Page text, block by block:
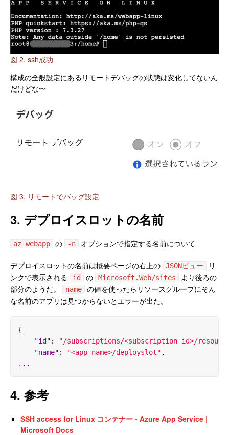
図 2. ssh成功
構成の全般設定にあるリモートデバッグの状態は変化してないん
だけどな〜
図 3. リモートでバッグ設定
3. デプロイスロットの名前
az webapp の -n オプションで指定する名前について
デプロイスロットの名前は概要ページの右上の JSONビュー
リ
ンクで表示される
id の Microsoft.Web/sites
より後ろの
部分のようだ。
name
の値を使ったらリソースグループにそん
な名前のアプリは見つからないとエラーが出た。
{
"id " : "/subscriptions/<subscription id>/
"name" : "<app name>/deployslot"
. . .
4. 参考
SSH access for Linux コンテナー - Azure App Service |
Microsoft Docs